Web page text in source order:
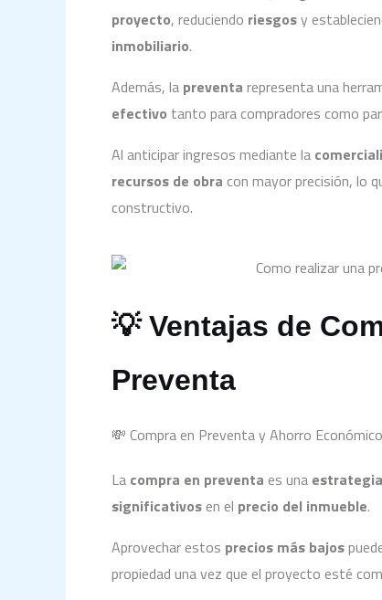
proyecto, reduciendo riesgosy
inmobiliario.
Además, la preventa representa una
efectivo tanto para compradores como
Al anticipar ingresos mediante la
recursos de obra con mayor precisión, lo
constructivo.
💡 Ventajas de
Preventa
💸 Compra en Preventa y Ahorro Económico
La compra en preventa es una estrategia
significativos en el precio del inmueble.
Aprovechar estos precios más bajos
propiedad una vez que el proyecto esté